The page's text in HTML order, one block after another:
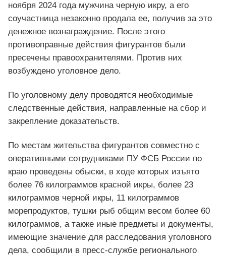
ноября 2024 года мужчина черную икру, а его
соучастница незаконно продала ее, получив за это
денежное вознаграждение. После этого
противоправные действия фигурантов были
пресечены правоохранителями. Против них
возбуждено уголовное дело.
По уголовному делу проводятся необходимые
следственные действия, направленные на сбор и
закрепление доказательств.
По местам жительства фигурантов совместно с
оперативными сотрудниками ПУ ФСБ России по
краю проведены обыски, в ходе которых изъято
более 76 килограммов красной икры, более 23
килограммов черной икры, 11 килограммов
морепродуктов, тушки рыб общим весом более 60
килограммов, а также иные предметы и документы,
имеющие значение для расследования уголовного
дела, сообщили в пресс-службе регионального